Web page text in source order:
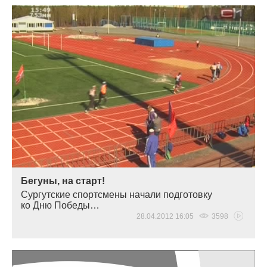
Бегуны, на старт!
Сургутские спортсмены начали подготовку
ко Дню Победы…
28.04.2012 16:05 3598